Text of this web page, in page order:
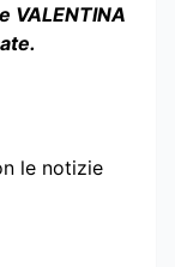
VALENTINA
le notizie